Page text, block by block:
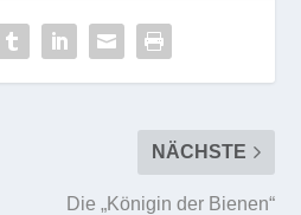
NÄCHSTE
Die „Königin der Bienen“